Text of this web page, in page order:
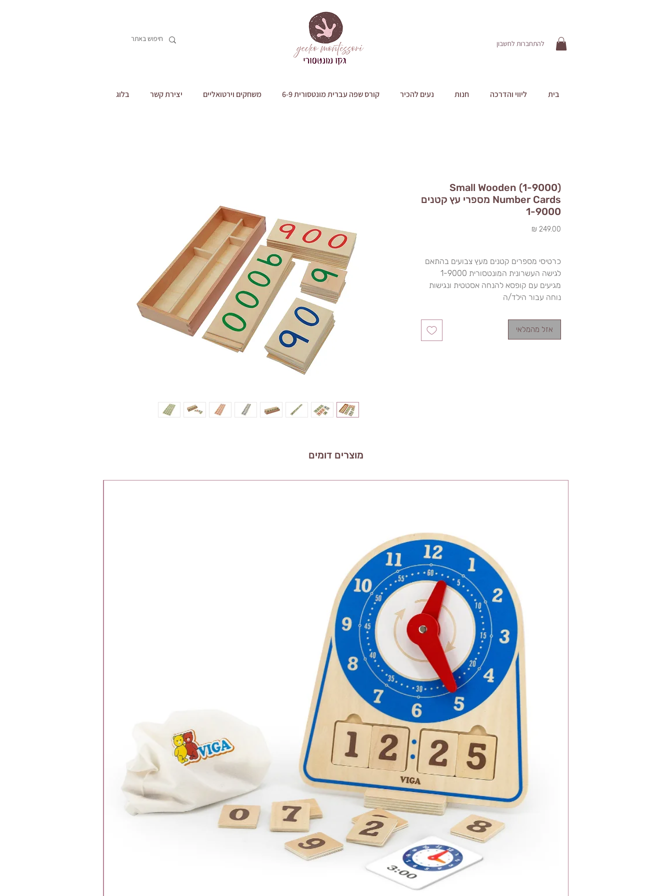
להתחברות לחשבון
בית ליווי והדרכה חנות נעים להכיר קורס שפה עברית מונטסורית 6-9 משחקים וירטואליים יצירת קשר בלוג
(1-9000) Small Wooden
Number Cards מספרי עץ קטנים
1-9000
כרטיסי מספרים קטנים מעץ צבועים בהתאם
לגישה העשרונית המונטסורית 1-9000
מגיעים עם קופסא להנחה אסטטית ונגישות
נוחה עבור הילד/ה
אזל מהמלאי
מוצרים דומים